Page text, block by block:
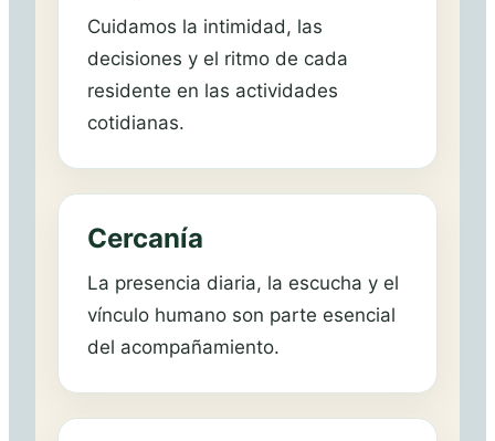
Cuidamos la intimidad, las
decisiones y el ritmo de cada
residente en las actividades
cotidianas.
Cercanía
La presencia diaria, la escucha y el
vínculo humano son parte esencial
del acompañamiento.